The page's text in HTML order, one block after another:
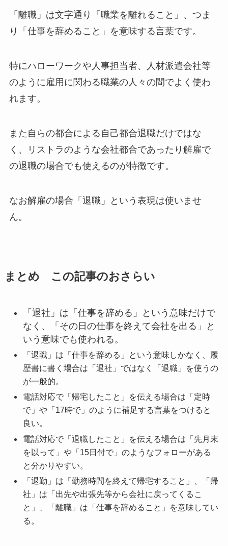
「離職」は文字通り「職業を離れること」、つま
り「仕事を辞めること」を意味する言葉です。
特にハローワークや人事担当者、人材派遣会社等
のように雇用に関わる職業の人々の間でよく使わ
れます。
また自らの都合による自己都合退職だけではな
く、リストラのような会社都合であったり解雇で
の退職の場合でも使えるのが特徴です。
なお解雇の場合「退職」という表現は使いませ
ん。
まとめ この記事のおさらい
「退社」は「仕事を辞める」という意味だけで
なく、「その日の仕事を終えて会社を出る」と
いう意味でも使われる。
「退職」は「仕事を辞める」という意味しかなく、履
歴書に書く場合は「退社」ではなく「退職」を使うの
が一般的。
電話対応で「帰宅したこと」を伝える場合は「定時
で」や「17時で」のように補足する言葉をつけると
良い。
電話対応で「退職したこと」を伝える場合は「先月末
を以って」や「15日付で」のようなフォローがある
と分かりやすい。
「退勤」は「勤務時間を終えて帰宅すること」、「帰
社」は「出先や出張先等から会社に戻ってくるこ
と」、「離職」は「仕事を辞めること」を意味してい
る。